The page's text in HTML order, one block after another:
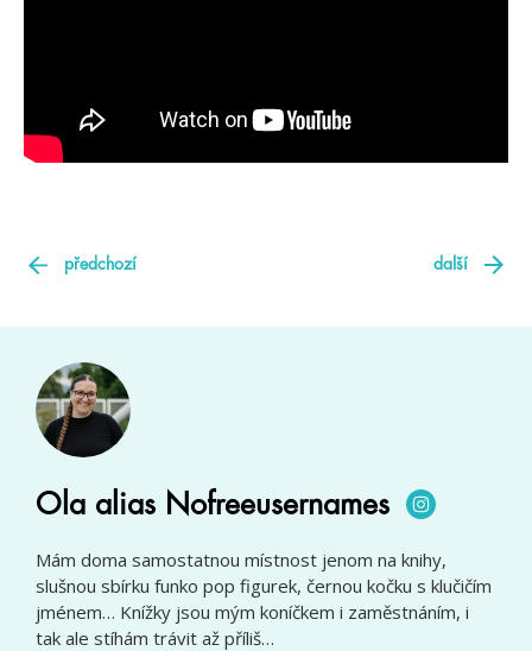
předchozí další
Ola alias Nofreeusernames
Mám doma samostatnou místnost jenom na knihy,
slušnou sbírku funko pop figurek, černou kočku s klučičím
jménem… Knížky jsou mým koníčkem i zaměstnáním, i
tak ale stíhám trávit až příliš…